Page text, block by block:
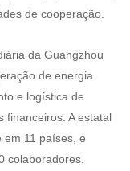
de cooperação.
da Guangzhou
de energia
e logística de
financeiros. A estatal
em 11 países, e
colaboradores.